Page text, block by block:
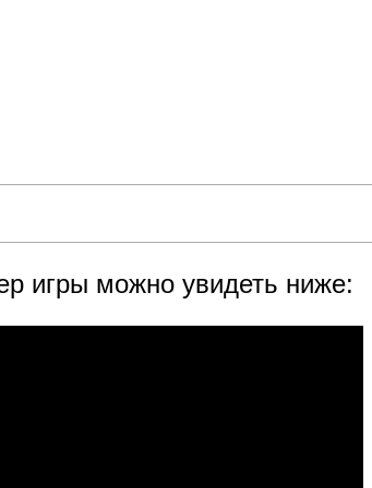
игры можно увидеть ниже: